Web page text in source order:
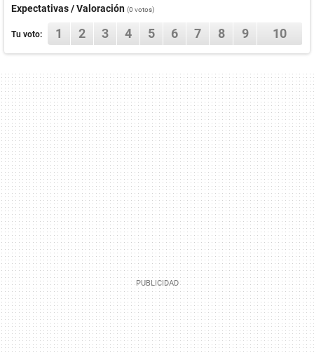
Expectativas / Valoración (0 votos)
Tu voto: 1 2 3 4 5 6 7 8 9 10